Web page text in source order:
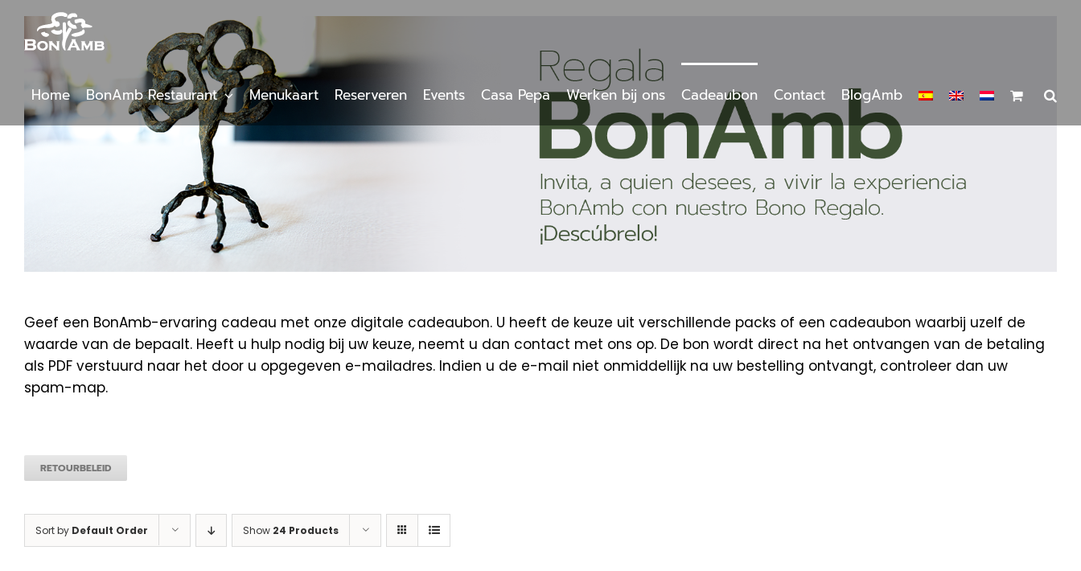
content
Home BonAmb Restaurant Menukaart Reserveren Events Casa Pepa Werken bij ons Cadeaubon Contact BlogAmb
Geef een BonAmb-ervaring cadeau met onze digitale cadeaubon. U heeft de keuze uit verschillende packs of een cadeaubon waarbij uzelf de
waarde van de bepaalt. Heeft u hulp nodig bij uw keuze, neemt u dan contact met ons op. De bon wordt direct na het ontvangen van de betaling
als PDF verstuurd naar het door u opgegeven e-mailadres. Indien u de e-mail niet onmiddellijk na uw bestelling ontvangt, controleer dan uw
spam-map.
RETOURBELEID
Sort by Default Order Show 24 Products